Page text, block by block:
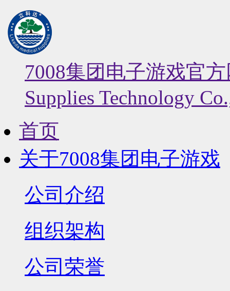
7008集团电子游戏官
Supplies Technology
首页
关于7008集团电子游戏
公司介绍
组织架构
公司荣誉